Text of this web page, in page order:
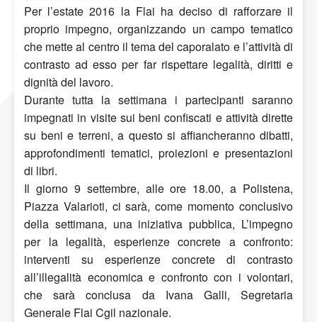
Per l’estate 2016 la Flai ha deciso di rafforzare il
proprio impegno, organizzando un campo tematico
che mette al centro il tema del caporalato e l’attività di
contrasto ad esso per far rispettare legalità, diritti e
dignità del lavoro.
Durante tutta la settimana i partecipanti saranno
impegnati in visite sui beni confiscati e attività dirette
su beni e terreni, a questo si affiancheranno dibatti,
approfondimenti tematici, proiezioni e presentazioni
di libri.
Il giorno 9 settembre, alle ore 18.00, a Polistena,
Piazza Valarioti, ci sarà, come momento conclusivo
della settimana, una iniziativa pubblica, L’impegno
per la legalità, esperienze concrete a confronto:
interventi su esperienze concrete di contrasto
all’illegalità economica e confronto con i volontari,
che sarà conclusa da Ivana Galli, Segretaria
Generale Flai Cgil nazionale.